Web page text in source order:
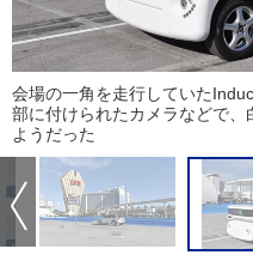
会場の一角を走行していた
部に付けられたカメラなどで
ようだった